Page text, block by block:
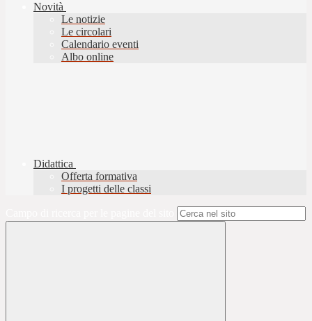
Novità
Le notizie
Le circolari
Calendario eventi
Albo online
Didattica
Offerta formativa
I progetti delle classi